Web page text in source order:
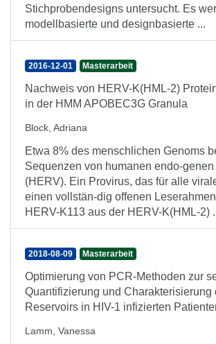
Stichprobendesigns untersucht. Es
modellbasierte und designbasierte ...
2016-12-01 Masterarbeit
Nachweis von HERV-K(HML-2)
in der HMM APOBEC3G Granula
Block, Adriana
Etwa 8% des menschlichen Genoms
Sequenzen von humanen endo-
(HERV). Ein Provirus, das für alle
einen vollstän-dig offenen
HERV-K113 aus der HERV-K(HML-2)
2018-08-09 Masterarbeit
Optimierung von PCR-Methoden zur
Quantifizierung und Charakterisierung
Reservoirs in HIV-1 infizierten
Lamm, Vanessa